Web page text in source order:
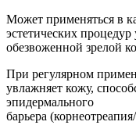
Может применяться в
эстетических
обезвоженной зрелой
При регулярном
увлажняет кожу,
эпидермального
барьера